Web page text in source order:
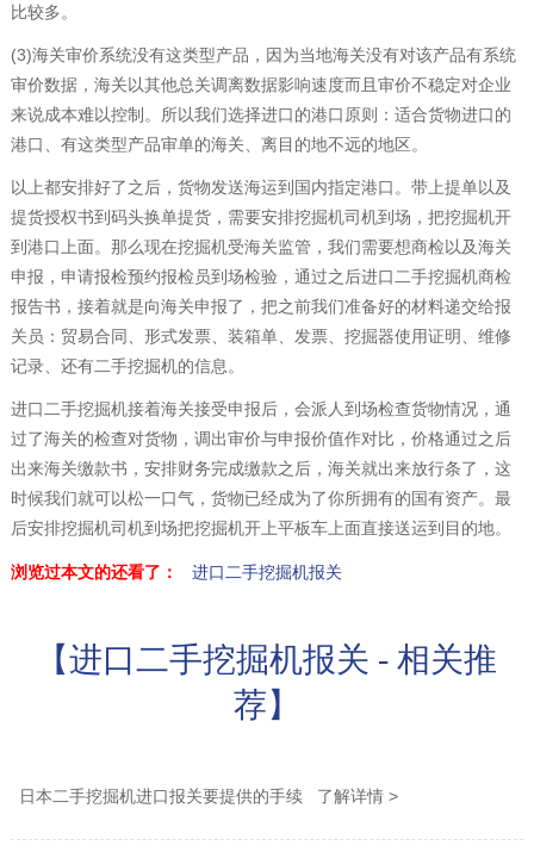
比较多。
(3)海关审价系统没有这类型产品，因为当地海关没有对该产品有系统
审价数据，海关以其他总关调离数据影响速度而且审价不稳定对企业
来说成本难以控制。所以我们选择进口的港口原则：适合货物进口的
港口、有这类型产品审单的海关、离目的地不远的地区。
以上都安排好了之后，货物发送海运到国内指定港口。带上提单以及
提货授权书到码头换单提货，需要安排挖掘机司机到场，把挖掘机开
到港口上面。那么现在挖掘机受海关监管，我们需要想商检以及海关
申报，申请报检预约报检员到场检验，通过之后进口二手挖掘机商检
报告书，接着就是向海关申报了，把之前我们准备好的材料递交给报
关员：贸易合同、形式发票、装箱单、发票、挖掘器使用证明、维修
记录、还有二手挖掘机的信息。
进口二手挖掘机接着海关接受申报后，会派人到场检查货物情况，通
过了海关的检查对货物，调出审价与申报价值作对比，价格通过之后
出来海关缴款书，安排财务完成缴款之后，海关就出来放行条了，这
时候我们就可以松一口气，货物已经成为了你所拥有的国有资产。最
后安排挖掘机司机到场把挖掘机开上平板车上面直接送运到目的地。
浏览过本文的还看了： 进口二手挖掘机报关
【进口二手挖掘机报关 - 相关推
荐】
日本二手挖掘机进口报关要提供的手续 了解详情 >